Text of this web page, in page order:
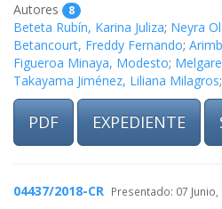
Autores 8
Beteta Rubín, Karina Juliza; Neyra
Betancourt, Freddy Fernando;
Figueroa Minaya, Modesto;
Takayama Jiménez, Liliana Milagros;
PDF EXPEDIENTE
04437/2018-CR Presentado: 07 Junio,